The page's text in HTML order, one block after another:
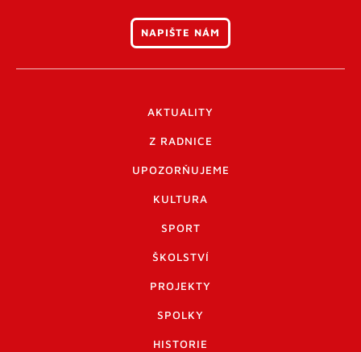
NAPIŠTE NÁM
AKTUALITY
Z RADNICE
UPOZORŇUJEME
KULTURA
SPORT
ŠKOLSTVÍ
PROJEKTY
SPOLKY
HISTORIE